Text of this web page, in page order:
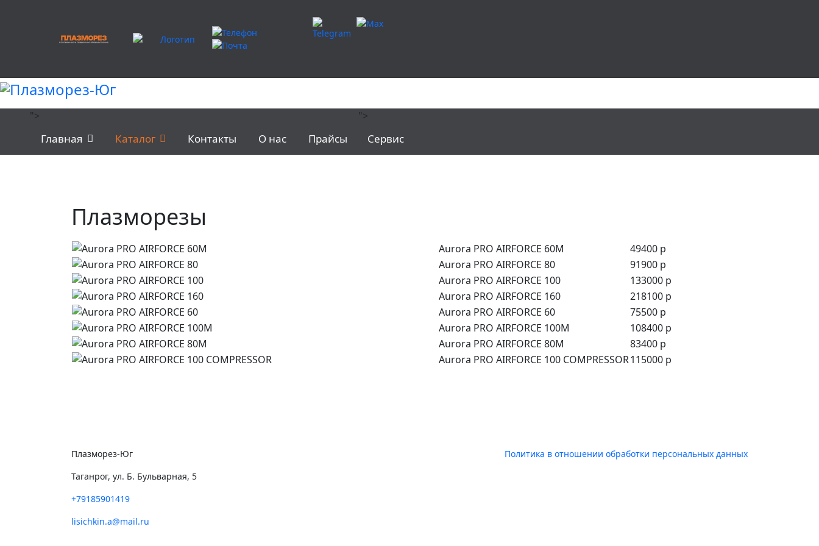
">
Главная Каталог Контакты О нас Прайсы
">
Сервис
Плазменное и сварочное оборудование
Плазморезы
Aurora PRO AIRFORCE 60M
49400 р
Aurora PRO AIRFORCE 80
91900 р
Aurora PRO AIRFORCE 100
133000 р
Aurora PRO AIRFORCE 160
218100 р
Aurora PRO AIRFORCE 60
75500 р
Aurora PRO AIRFORCE 100M
108400 р
Aurora PRO AIRFORCE 80M
83400 р
Aurora PRO AIRFORCE 100 COMPRESSOR115000 р
Плазморез-Юг
Таганрог, ул. Б. Бульварная, 5
+79185901419
lisichkin.a@mail.ru
Политика в отношении обработки персональных данных